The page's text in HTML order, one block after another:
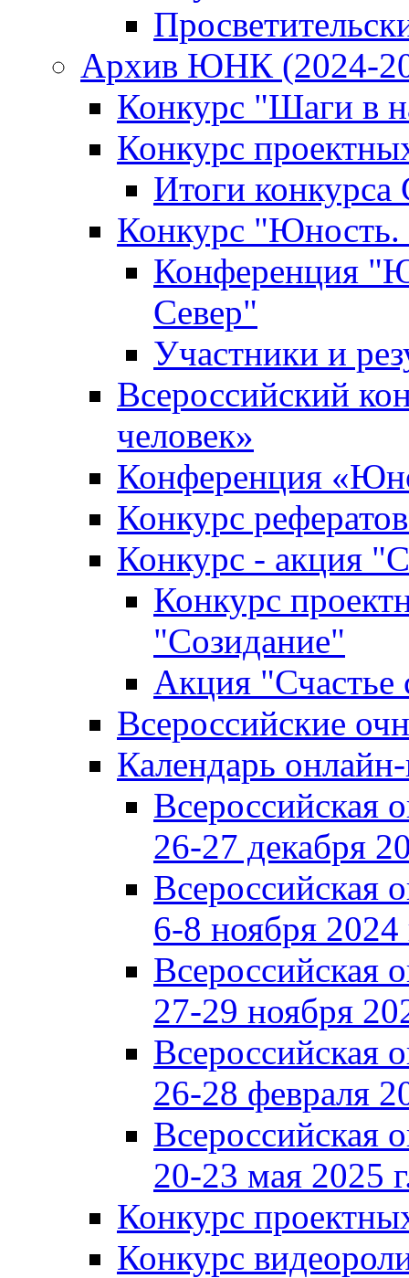
Архив ЮНК (2024-
Конкурс "Шаги в
Конкурс
Итоги конкурса
Конкурс "Юность.
Конференция
Север"
Участники и
Всероссийский
человек»
Конференция
Конкурс
Конкурс - акция
Конкурс
"Созидание"
Акция "Счастье
Всероссийские
Календарь
Всероссийская
26-27 декабря
Всероссийская
6-8 ноября 2024
Всероссийская
27-29 ноября
Всероссийская
26-28 февраля
Всероссийская
20-23 мая 2025
Конкурс
Конкурс